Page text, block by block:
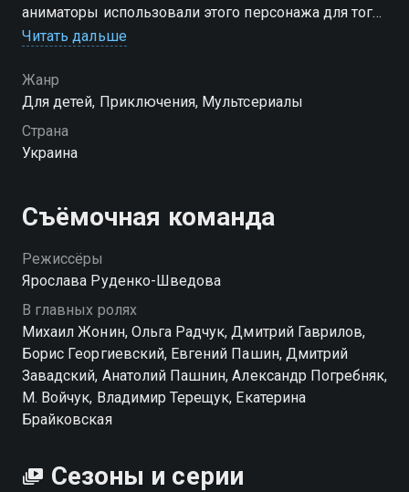
аниматоры использовали этого персонажа для того,
чтобы в игровой и увлекательной форме донести до
Посмотреть онлайн 1 сезон сериала Приключения
Котигорошка и его друзей вы можете совершенно
бесплатно в хорошем HD качестве на hophop.tv
Читать дальше
Жанр
Для детей, Приключения, Мультсериалы
Страна
Украина
Съёмочная команда
Режиссёры
Ярослава Руденко-Шведова
В главных ролях
Михаил Жонин, Ольга Радчук, Дмитрий Гаврилов,
Борис Георгиевский, Евгений Пашин, Дмитрий
Завадский, Анатолий Пашнин, Александр Погребняк,
М. Войчук, Владимир Терещук, Екатерина
Брайковская
Сезоны и серии